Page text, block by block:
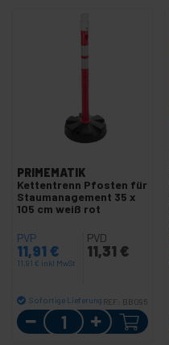
PRIMEMATIK
Kettentrenn Pfosten für
Staumanagement 35 x
105 cm weiß rot
PVP
11,91 €
11,91 € inkl MwSt
PVD
11,31 €
Sofortige Lieferung REF: BB095
Menge